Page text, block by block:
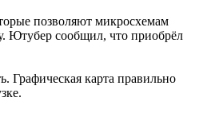
позволяют микросхемам
Ютубер сообщил, что приобрёл
Графическая карта правильно